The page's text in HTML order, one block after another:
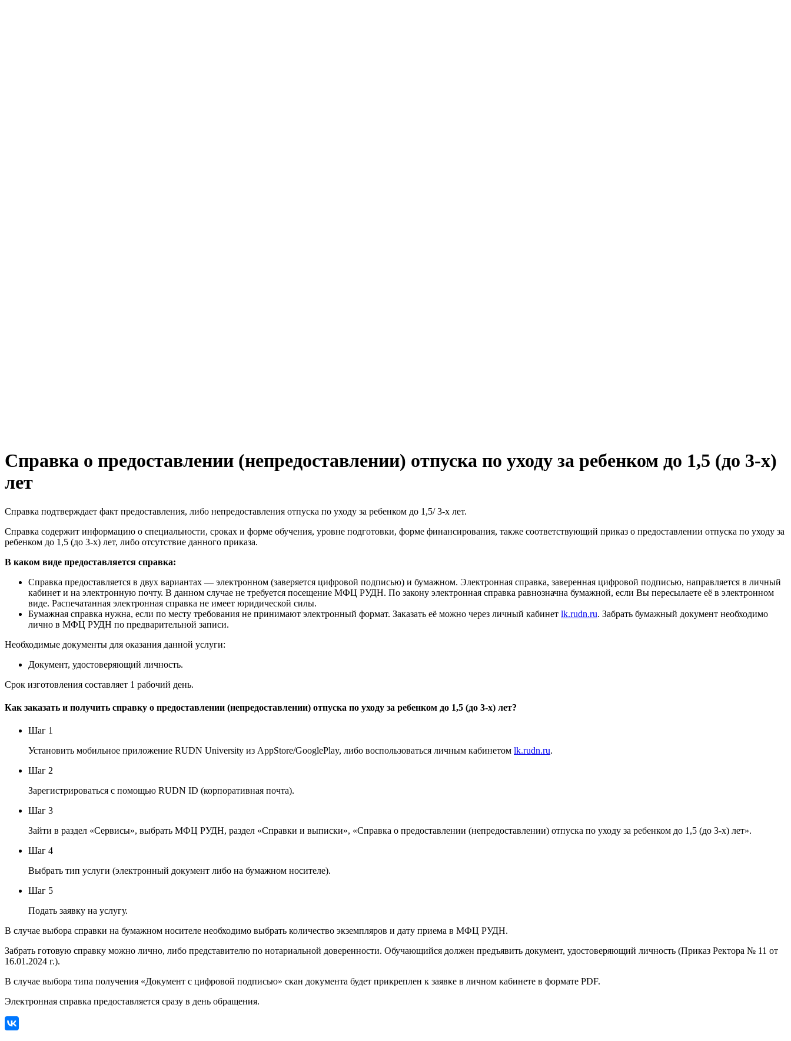
Справка о предоставлении (непредоставлении) отпуска по уходу за ребенком до 1,5 (до 3-х)
лет
Справка подтверждает факт предоставления, либо непредоставления отпуска по уходу за ребенком до 1,5/ 3-х лет.
Справка содержит информацию о специальности, сроках и форме обучения, уровне подготовки, форме финансирования, также соответствующий приказ о предоставлении отпуска по уходу за
ребенком до 1,5 (до 3-х) лет, либо отсутствие данного приказа.
В каком виде предоставляется справка:
Справка предоставляется в двух вариантах — электронном (заверяется цифровой подписью) и бумажном. Электронная справка, заверенная цифровой подписью, направляется в личный
кабинет и на электронную почту. В данном случае не требуется посещение МФЦ РУДН. По закону электронная справка равнозначна бумажной, если Вы пересылаете её в электронном
виде. Распечатанная электронная справка не имеет юридической силы.
Бумажная справка нужна, если по месту требования не принимают электронный формат. Заказать её можно через личный кабинет lk.rudn.ru. Забрать бумажный документ необходимо
лично в МФЦ РУДН по предварительной записи.
Необходимые документы для оказания данной услуги:
Документ, удостоверяющий личность.
Срок изготовления составляет 1 рабочий день.
Как заказать и получить справку о предоставлении (непредоставлении) отпуска по уходу за ребенком до 1,5 (до 3-х) лет?
Шаг 1
Установить мобильное приложение RUDN University из AppStore/GooglePlay, либо воспользоваться личным кабинетом lk.rudn.ru.
Шаг 2
Зарегистрироваться с помощью RUDN ID (корпоративная почта).
Шаг 3
Зайти в раздел «Сервисы», выбрать МФЦ РУДН, раздел «Справки и выписки», «Справка о предоставлении (непредоставлении) отпуска по уходу за ребенком до 1,5 (до 3-х) лет».
Шаг 4
Выбрать тип услуги (электронный документ либо на бумажном носителе).
Шаг 5
Подать заявку на услугу.
В случае выбора справки на бумажном носителе необходимо выбрать количество экземпляров и дату приема в МФЦ РУДН.
Забрать готовую справку можно лично, либо представителю по нотариальной доверенности. Обучающийся должен предъявить документ, удостоверяющий личность (Приказ Ректора № 11 от
16.01.2024 г.).
В случае выбора типа получения «Документ с цифровой подписью» скан документа будет прикреплен к заявке в личном кабинете в формате PDF.
Электронная справка предоставляется сразу в день обращения.